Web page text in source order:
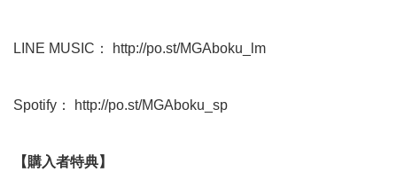
LINE MUSIC： http://po.st/MGAboku_lm
Spotify： http://po.st/MGAboku_sp
【購入者特典】